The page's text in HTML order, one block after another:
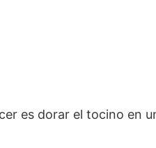
es dorar el tocino en